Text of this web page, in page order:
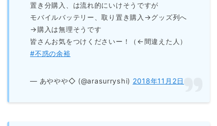
置き分購入、は流れ的にいけそうですが
モバイルバッテリー、取り置き購入→グッズ列へ
→購入は無理そうです
皆さんお気をつけくださいー！（←間違えた人）
#不惑の余裕
— あややや◇ (@arasurryshi) 2018年11月2日